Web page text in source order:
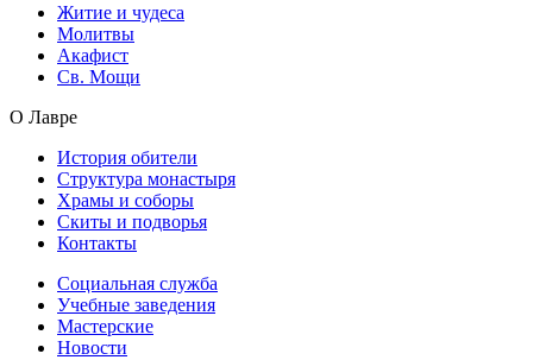
Житие и чудеса
Молитвы
Акафист
Св. Мощи
О Лавре
История обители
Структура монастыря
Храмы и соборы
Скиты и подворья
Контакты
Социальная служба
Учебные заведения
Мастерские
Новости